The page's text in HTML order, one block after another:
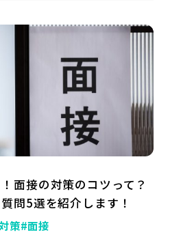
面接の対策のコツって？
問5選を紹介します！
策#面接